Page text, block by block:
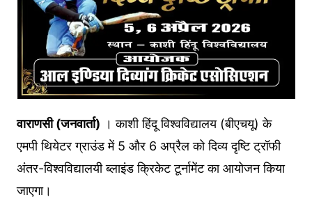
वाराणसी (जनवार्ता) । काशी हिंदू विश्वविद्यालय (बीएचयू) के
एमपी थियेटर ग्राउंड में 5 और 6 अप्रैल को दिव्य दृष्टि ट्रॉफी
अंतर-विश्वविद्यालयी ब्लाइंड क्रिकेट टूर्नामेंट का आयोजन किया
जाएगा।